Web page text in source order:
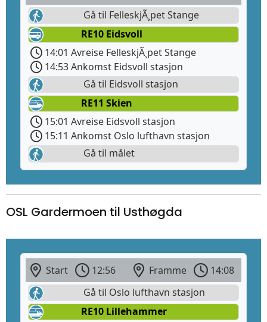
Gå til FelleskjÃ¸pet Stange
RE10 Eidsvoll
14:01 Avreise FelleskjÃ¸pet Stange
14:53 Ankomst Eidsvoll stasjon
Gå til Eidsvoll stasjon
RE11 Skien
15:01 Avreise Eidsvoll stasjon
15:11 Ankomst Oslo lufthavn stasjon
Gå til målet
OSL Gardermoen til Usthøgda
Start 12:56 Framme
14:08
Gå til Oslo lufthavn stasjon
RE10 Lillehammer